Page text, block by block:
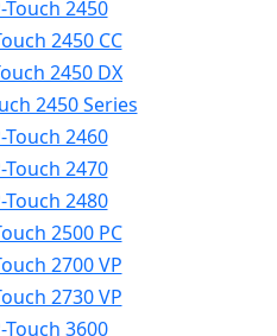
2450
2450 CC
2450 DX
2450 Series
2460
2470
2480
2500 PC
2700 VP
2730 VP
3600